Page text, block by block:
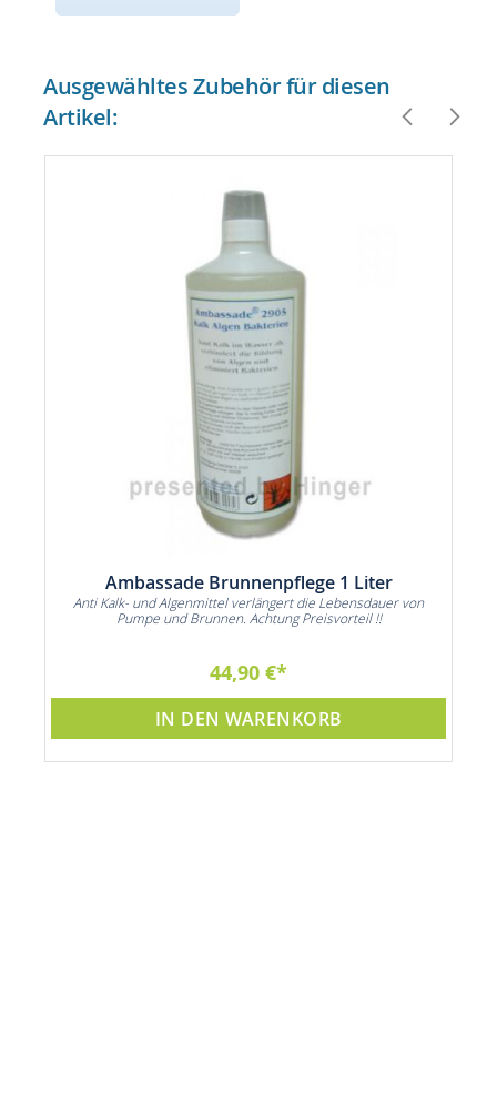
Ausgewähltes Zubehör für diesen
Artikel:
Ambassade Brunnenpflege 1 Liter
Anti Kalk- und Algenmittel verlängert die Lebensdauer von
Pumpe und Brunnen. Achtung Preisvorteil !!
44,90 €
IN DEN WARENKORB